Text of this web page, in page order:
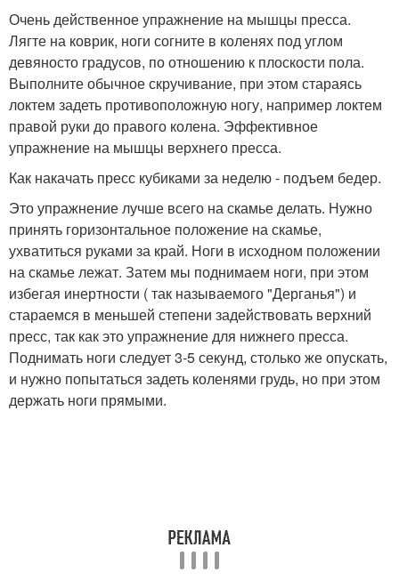
Очень действенное упражнение на мышцы пресса.
Лягте на коврик, ноги согните в коленях под углом
девяносто градусов, по отношению к плоскости пола.
Выполните обычное скручивание, при этом стараясь
локтем задеть противоположную ногу, например локтем
правой руки до правого колена. Эффективное
упражнение на мышцы верхнего пресса.
Как накачать пресс кубиками за неделю - подъем бедер.
Это упражнение лучше всего на скамье делать. Нужно
принять горизонтальное положение на скамье,
ухватиться руками за край. Ноги в исходном положении
на скамье лежат. Затем мы поднимаем ноги, при этом
избегая инертности ( так называемого "Дерганья") и
стараемся в меньшей степени задействовать верхний
пресс, так как это упражнение для нижнего пресса.
Поднимать ноги следует 3-5 секунд, столько же опускать,
и нужно попытаться задеть коленями грудь, но при этом
держать ноги прямыми.